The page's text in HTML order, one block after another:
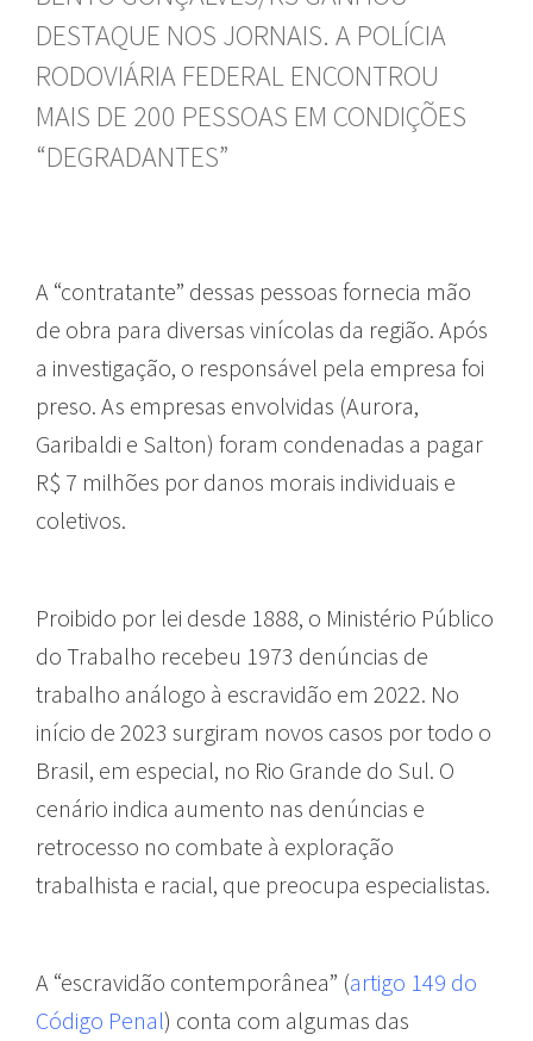
DESTAQUE NOS JORNAIS. A POLÍCIA
RODOVIÁRIA FEDERAL ENCONTROU
MAIS DE 200 PESSOAS EM CONDIÇÕES
“DEGRADANTES”
A “contratante” dessas pessoas fornecia mão
de obra para diversas vinícolas da região. Após
a investigação, o responsável pela empresa foi
preso. As empresas envolvidas (Aurora,
Garibaldi e Salton) foram condenadas a pagar
R$ 7 milhões por danos morais individuais e
coletivos.
Proibido por lei desde 1888, o Ministério Público
do Trabalho recebeu 1973 denúncias de
trabalho análogo à escravidão em 2022. No
início de 2023 surgiram novos casos por todo o
Brasil, em especial, no Rio Grande do Sul. O
cenário indica aumento nas denúncias e
retrocesso no combate à exploração
trabalhista e racial, que preocupa especialistas.
A “escravidão contemporânea” (artigo 149 do
Código Penal) conta com algumas das